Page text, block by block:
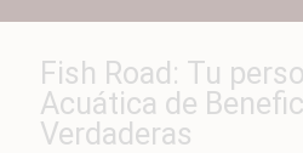
Fish Road: Tu
Acuática de
Verdaderas